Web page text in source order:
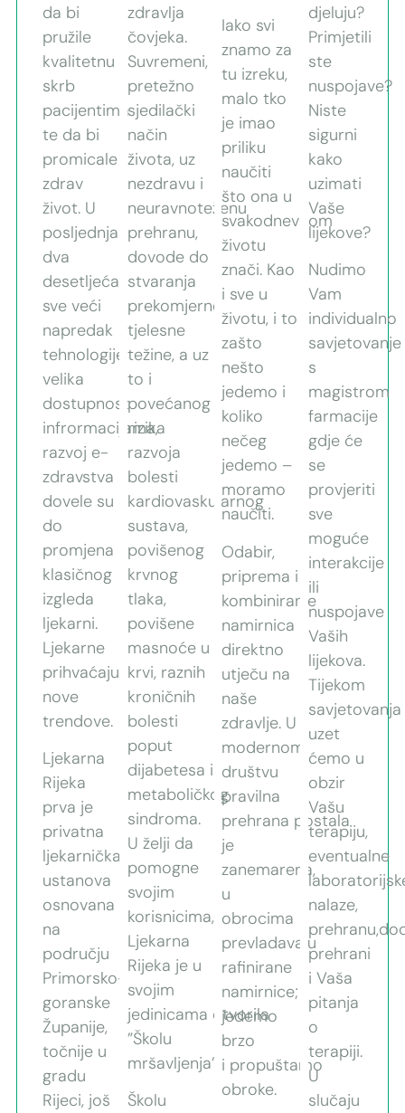
da bi
pružile
kvalitetnu
skrb
pacijentima
te da bi
promicale
zdrav
život. U
posljednja
dva
desetljeća
sve veći
napredak
tehnologije,
velika
dostupnost
infrormacijama,
razvoj e-
zdravstva
dovele su
do
promjena
klasičnog
izgleda
ljekarni.
Ljekarne
prihvaćaju
nove
trendove.
Ljekarna
Rijeka
prva je
privatna
ljekarnička
ustanova
osnovana
na
području
Primorsko-
goranske
Županije,
točnije u
gradu
Rijeci, još
zdravlja
čovjeka.
Suvremeni,
pretežno
sjedilački
način
života, uz
nezdravu i
neuravnoteženu
prehranu,
dovode do
stvaranja
prekomjerne
tjelesne
težine, a uz
to i
povećanog
rizika
razvoja
bolesti
kardiovaskularnog
sustava,
povišenog
krvnog
tlaka,
povišene
masnoće u
krvi, raznih
kroničnih
bolesti
poput
dijabetesa i
metaboličkog
sindroma.
U želji da
pomogne
svojim
korisnicima,
Ljekarna
Rijeka je u
svojim
jedinicama otvorila
”Školu
mršavljenja”.
Školu
Iako svi
znamo za
tu izreku,
malo tko
je imao
priliku
naučiti
što ona u
svakodnevnom
životu
znači. Kao
i sve u
životu, i to
zašto
nešto
jedemo i
koliko
nečeg
jedemo –
moramo
naučiti.
Odabir,
priprema i
kombiniranje
namirnica
direktno
utječu na
naše
zdravlje. U
modernom
društvu
pravilna
prehrana postala
je
zanemarena,
u
obrocima
prevladavaju
rafinirane
namirnice;
jedemo
brzo
i propuštamo
obroke.
djeluju?
Primjetili
ste
nuspojave?
Niste
sigurni
kako
uzimati
Vaše
lijekove?
Nudimo
Vam
individualno
savjetovanje
s
magistrom
farmacije
gdje će
se
provjeriti
sve
moguće
interakcije
ili
nuspojave
Vaših
lijekova.
Tijekom
savjetovanja
uzet
ćemo u
obzir
Vašu
terapiju,
eventualne
nalaze,
prehrani
i Vaša
pitanja
o
terapiji.
U
slučaju